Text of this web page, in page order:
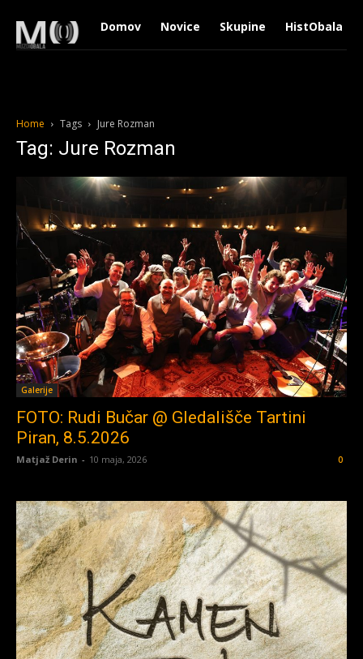
Domov Novice Skupine HistObala
Home Tags Jure Rozman
Tag: Jure Rozman
Galerije
FOTO: Rudi Bučar @ Gledališče Tartini
Piran, 8.5.2026
Matjaž Derin - 10 maja, 2026 0